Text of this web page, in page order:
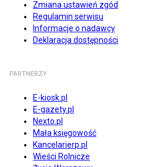
Zmiana ustawień zgód
Regulamin serwisu
Informacje o nadawcy
Deklaracja dostępności
PARTNERZY
E-kiosk.pl
E-gazety.pl
Nexto.pl
Mała księgowość
Kancelarierp.pl
Wieści Rolnicze